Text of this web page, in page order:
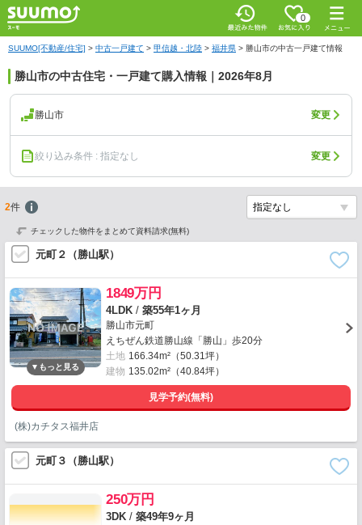
0
SUUMO[不動産/住宅] > 中古一戸建て > 甲信越・北陸 > 福井県 > 勝山市の中古一戸建て情報
勝山市の中古住宅・一戸建て購入情報｜2026年8月
勝山市 変更
絞り込み条件 : 指定なし 変更
2件
チェックした物件をまとめて資料請求(無料)
元町２（勝山駅）
1849万円
4LDK / 築55年1ヶ月
勝山市元町
えちぜん鉄道勝山線「勝山」歩20分
土地 166.34m²（50.31坪）
建物 135.02m²（40.84坪）
見学予約(無料)
(株)カチタス福井店
元町３（勝山駅）
250万円
3DK / 築49年9ヶ月